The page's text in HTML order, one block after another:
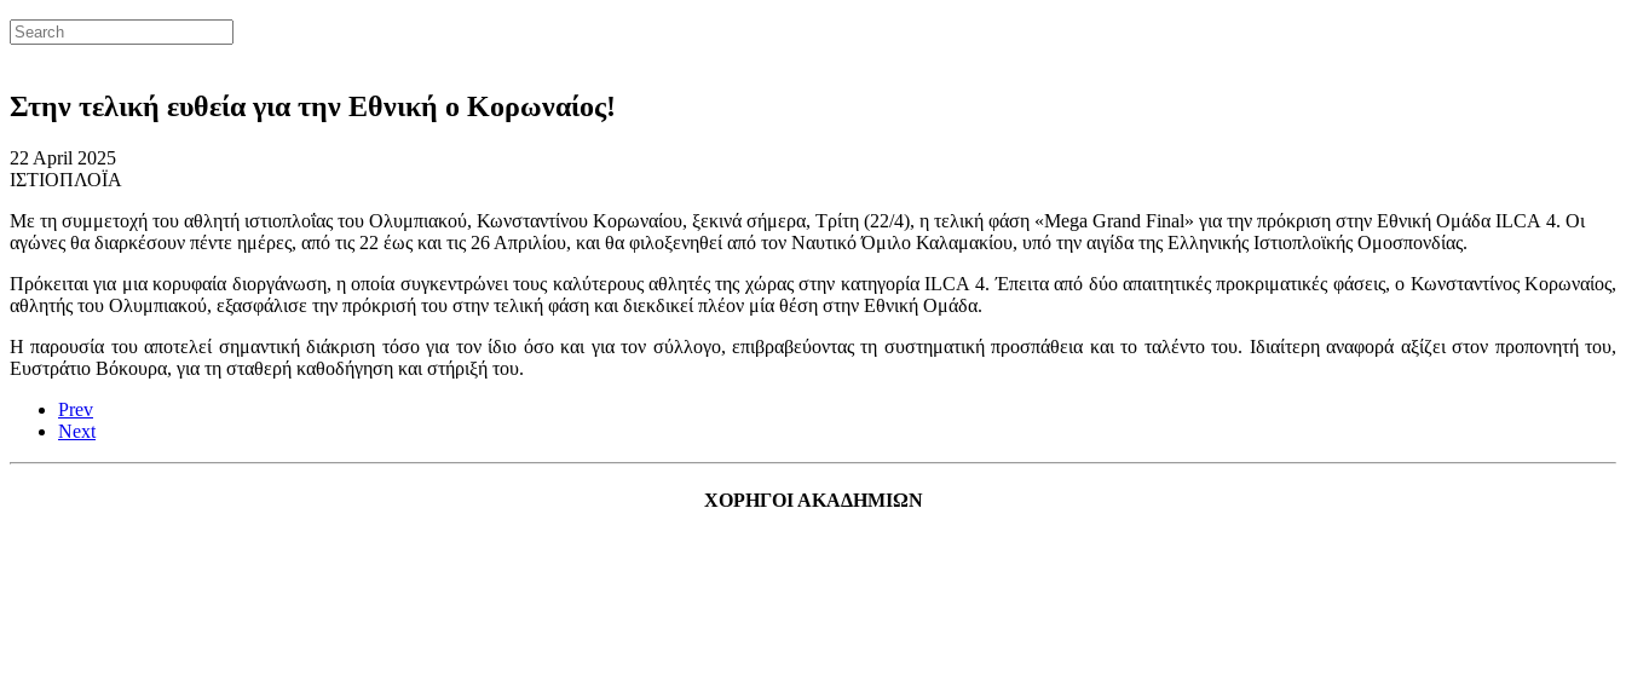
Στην τελική ευθεία για την Εθνική ο Κορωναίος!
22 April 2025
ΙΣΤΙΟΠΛΟΪΑ
Με τη συμμετοχή του αθλητή ιστιοπλοΐας του Ολυμπιακού, Κωνσταντίνου Κορωναίου, ξεκινά σήμερα, Τρίτη (22/4), η τελική φάση «Mega Grand Final» για την πρόκριση στην Εθνική Ομάδα ILCA 4. Οι
αγώνες θα διαρκέσουν πέντε ημέρες, από τις 22 έως και τις 26 Απριλίου, και θα φιλοξενηθεί από τον Ναυτικό Όμιλο Καλαμακίου, υπό την αιγίδα της Ελληνικής Ιστιοπλοϊκής Ομοσπονδίας.
Πρόκειται για μια κορυφαία διοργάνωση, η οποία συγκεντρώνει τους καλύτερους αθλητές της χώρας στην κατηγορία ILCA 4. Έπειτα από δύο απαιτητικές προκριματικές φάσεις, ο Κωνσταντίνος Κορωναίος,
αθλητής του Ολυμπιακού, εξασφάλισε την πρόκρισή του στην τελική φάση και διεκδικεί πλέον μία θέση στην Εθνική Ομάδα.
Η παρουσία του αποτελεί σημαντική διάκριση τόσο για τον ίδιο όσο και για τον σύλλογο, επιβραβεύοντας τη συστηματική προσπάθεια και το ταλέντο του. Ιδιαίτερη αναφορά αξίζει στον προπονητή του,
Ευστράτιο Βόκουρα, για τη σταθερή καθοδήγηση και στήριξή του.
Prev
Next
ΧΟΡΗΓΟΙ ΑΚΑΔΗΜΙΩΝ